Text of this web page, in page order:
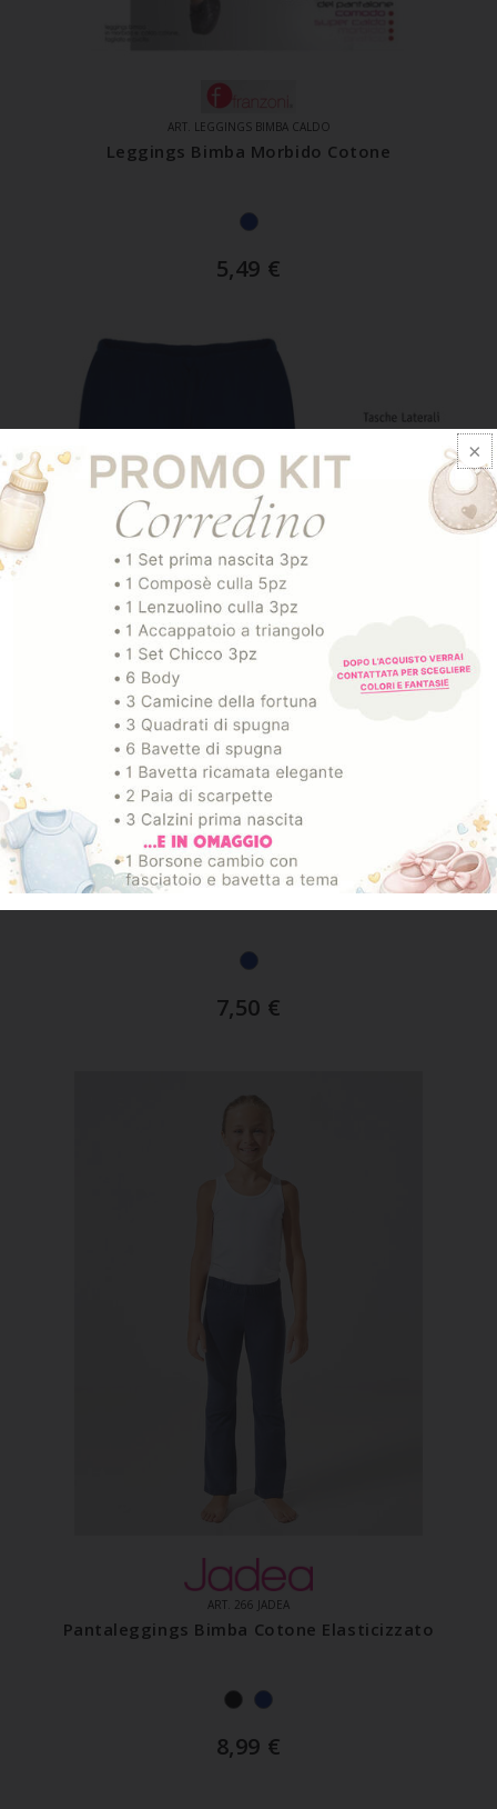
ART. LEGGINGS BIMBA CALDO
Leggings Bimba Morbido Cotone
5,49 €
ART. TPA002
Pantalone In Felpa Calda 280 Grammi
7,50 €
ART. 266 JADEA
Pantaleggings Bimba Cotone Elasticizzato
8,99 €